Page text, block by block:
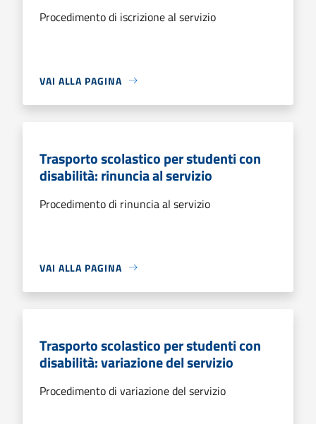
Procedimento di iscrizione al servizio
VAI ALLA PAGINA
Trasporto scolastico per studenti con
disabilità: rinuncia al servizio
Procedimento di rinuncia al servizio
VAI ALLA PAGINA
Trasporto scolastico per studenti con
disabilità: variazione del servizio
Procedimento di variazione del servizio